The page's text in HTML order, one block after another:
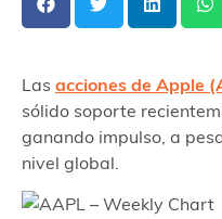
Las acciones de Apple
sólido soporte
ganando impulso, a
nivel global.